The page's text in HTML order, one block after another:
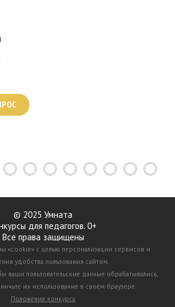
© 2025 Умната
для педагогов. 0+
Все права защищены
«cookie» с целью персонализации сервисов и
удобства пользования сайтом.
ваши пользовательские данные обрабатывались,
их использование в своём браузере.
Положение конкурса